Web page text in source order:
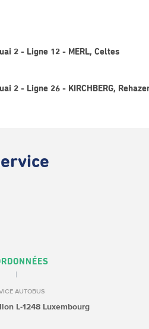
2 - Ligne 12 - MERL, Celtes
2 - Ligne 26 - KIRCHBERG,
AUTOBUS
L-1248 Luxembourg